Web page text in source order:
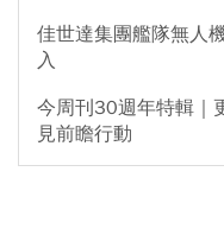
佳世達集團艦隊無人
入
今周刊30週年特輯｜
見前瞻行動